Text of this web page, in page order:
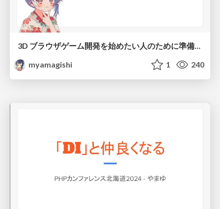
myamagishi
1 240